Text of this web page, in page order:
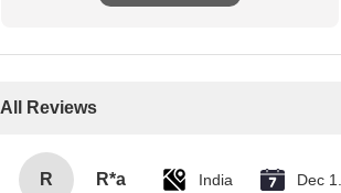
All Reviews
R R*a India Dec